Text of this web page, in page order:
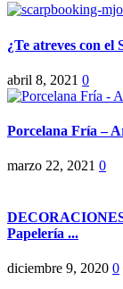
¿Te atreves con
abril 8, 2021 0
Porcelana Fría –
marzo 22, 2021 0
Papelería ...
diciembre 9, 2020 0